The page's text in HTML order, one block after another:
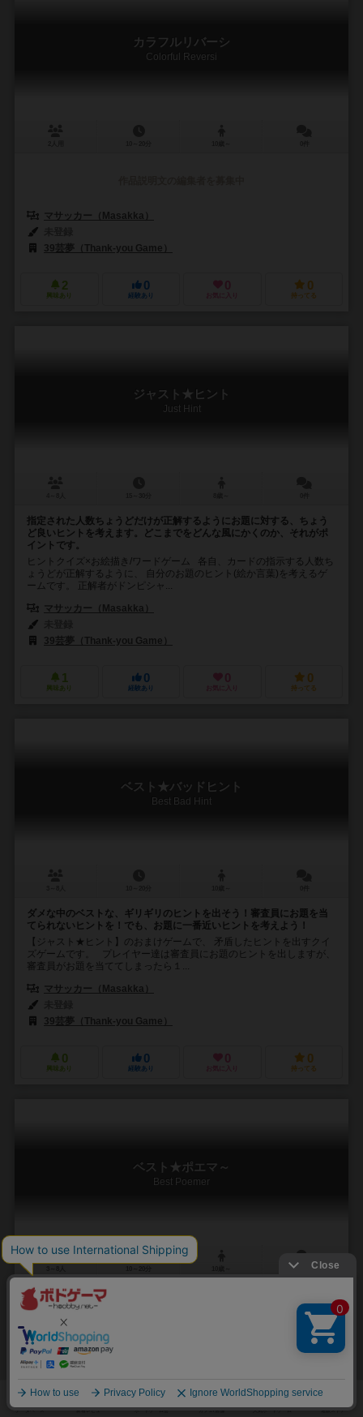
カラフルリバーシ
Colorful Reversi
マサッカー（Masakka）
39芸夢（Thank-you Game）
2
興味あり
0
経験あり
0
お気に入り
0
持ってる
ジャスト★ヒント
Just Hint
指定された人数ちょうどだけが正解するようにお題に対する、ちょう
ど良いヒントを考えます。どこまでをどんな風にかくのか、それがポ
イントです。
ヒントクイズ×お絵描き/ワードゲーム 各自、カードの指示する人数ち
ょうどが正解するように、 自分のお題のヒント(絵か言葉)を考えるゲ
ームです。 正解者がドンピシャ...
マサッカー（Masakka）
39芸夢（Thank-you Game）
1
興味あり
0
経験あり
0
お気に入り
0
持ってる
ベスト★バッドヒント
Best Bad Hint
ダメな中のベストな、ギリギリのヒントを出そう！審査員にお題を当
てられないヒントを！でも、お題に一番近いヒントを考えよう！
【ジャスト★ヒント】のおまけゲームで、 矛盾したヒントを出すクイ
ズゲームです。 プレイヤー達は審査員にお題のヒントを出しますが、
審査員がお題を当ててしまったら１...
マサッカー（Masakka）
39芸夢（Thank-you Game）
0
興味あり
0
経験あり
0
お気に入り
0
持ってる
ベスト★ポエマ～
Best Poemer
替え歌×ワード×大喜利文字縛りの中で替え歌をする、替え歌大喜利ワ
ードゲームです。大喜利ですが、ワードゲームのシバリがあるので、
気軽にサクサクと遊べます。
ゲーム内容はこんな感じ。 山札をめくると、以下のようなお題が自動
作成されます。 場にある文字のどれかから始まり、赤で指定され
た文字数の言...
未登録
39芸夢（Thank-you Game）